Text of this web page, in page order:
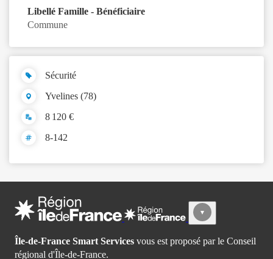
Libellé Famille - Bénéficiaire
Commune
Sécurité
Yvelines (78)
8 120 €
8-142